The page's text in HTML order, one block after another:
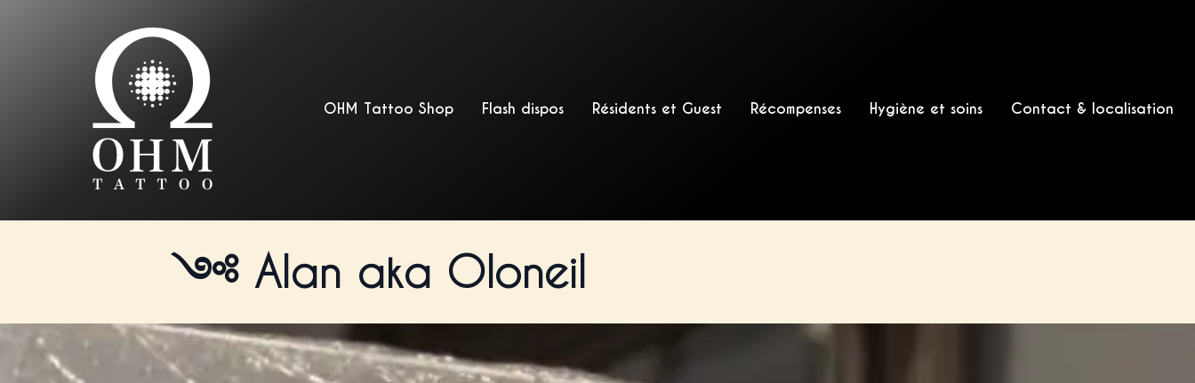
OHM Tattoo Shop Flash dispos Résidents et Guest Récompenses Hygiène et soins Contact & localisation
Alan aka Oloneil